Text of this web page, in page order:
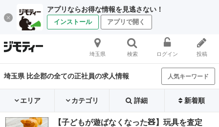
アプリならお得な情報を見逃さない！
インストール アプリで開く
埼玉県 検索 ログイン 投稿
埼玉県 比企郡の全ての正社員の求人情報 人気キーワード
エリア カテゴリ 詳細 新着順
【子どもが遊ばなくなった🧸】玩具を査定